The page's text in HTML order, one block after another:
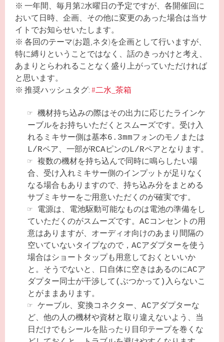
※ 一年間、毎月第2水曜日の予定ですが、各開催回に
おいて日時、企画、その他に変更のあった場合は当サ
イトでお知らせいたします。
※ 各回のテーマ(お題,ネタ)を企画として行いますが、
特に縛りということではなく、話のきっかけと考え、
あまりとらわれることなく盛り上がっていただければ
と思います。
※ 推奨ハッシュタグ:#二水_茶箱
☞ 機材持ち込みの際はその出力に応じたラインケ
ーブルをお持ちいただくとスムーズです。受け入
れるミキサー側は基本6.3mmフォンのモノまたは
L/Rペア、一部がRCAピンのL/Rペアとなります。
☞ 複数の機材を持ち込んで同時に鳴らしたい場
合、受け入れミキサー側のインプットが足りなく
なる場合もありますので、持ち込み分をまとめる
サブミキサーをご用意いただくのが確実です。
☞ 電源は、電池駆動可能なものは電池の準備をし
ていただくのがスムーズです。ACコンセントの用
意はありますが、オーディオ向けのあまり間隔の
空いていないタイプなので，ACアダプターを使う
場合はショートタップも用意しておくといいか
と。そうでないと、口自体に空きはあるのにACア
ダプター同士が干渉して(ぶつかって)入らないこ
とがままあります。
☞ ケーブル、変換コネクター、ACアダプターな
ど、他の人の機材や資材と取り違えないよう、当
日だけでもシールを貼ったり目印テープを巻くな